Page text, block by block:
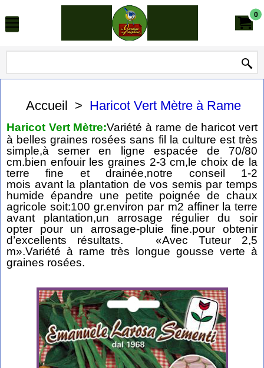
0
Accueil > Haricot Vert Mètre à Rame
Haricot Vert Mètre:Variété à rame de haricot vert
à belles graines rosées sans fil la culture est très
simple,à semer en ligne espacée de 70/80
cm.bien enfouir les graines 2-3 cm,le choix de la
terre fine et drainée,notre conseil 1-2
mois avant la plantation de vos semis par temps
humide épandre une petite poignée de chaux
agricole soit:100 gr.environ par m2 affiner la terre
avant plantation,un arrosage régulier du soir
opter pour un arrosage-pluie fine.pour obtenir
d’excellents résultats. «Avec Tuteur 2,5
m».Variété à rame très longue gousse verte à
graines rosées.